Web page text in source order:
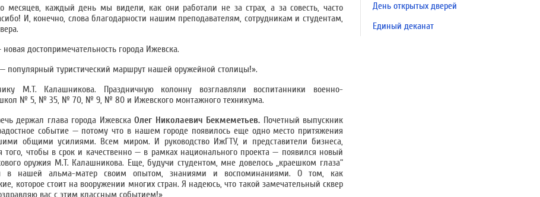
месяцев, каждый день мы видели, как они работали не за страх, а за совесть, часто
И, конечно, слова благодарности нашим преподавателям, сотрудникам и студентам,
достопримечательность города Ижевска.
туристический маршрут нашей оружейной столицы!».
М.Т. Калашникова. Праздничную колонну возглавляли воспитанники военно-
школ № 5, № 35, № 70, № 9, № 80 и Ижевского монтажного техникума.
держал глава города ИжевскаОлег Николаевич Бекмеметьев. Почетный выпускник
событие — потому что в нашем городе появилось еще одно место притяжения
общими усилиями. Всем миром. И руководство ИжГТУ, и представители бизнеса,
чтобы в срок и качественно — в рамках национального проекта — появился новый
оружия М.Т. Калашникова. Еще, будучи студентом, мне довелось „краешком глаза“
в нашей альма-матер своим опытом, знаниями и воспоминаниями. О том, как
которое стоит на вооружении многих стран. Я надеюсь, что такой замечательный сквер
вас с этим классным событием!»
День открытых дверей
Единый деканат